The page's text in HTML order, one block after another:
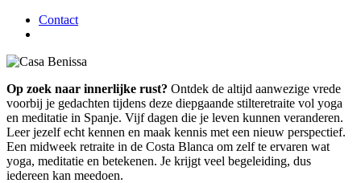
Contact
Op zoek naar innerlijke rust? Ontdek de altijd aanwezige vrede
voorbij je gedachten tijdens deze diepgaande stilteretraite vol yoga
en meditatie in Spanje. Vijf dagen die je leven kunnen veranderen.
Leer jezelf echt kennen en maak kennis met een nieuw perspectief.
Een midweek retraite in de Costa Blanca om zelf te ervaren wat
yoga, meditatie en betekenen. Je krijgt veel begeleiding, dus
iedereen kan meedoen.